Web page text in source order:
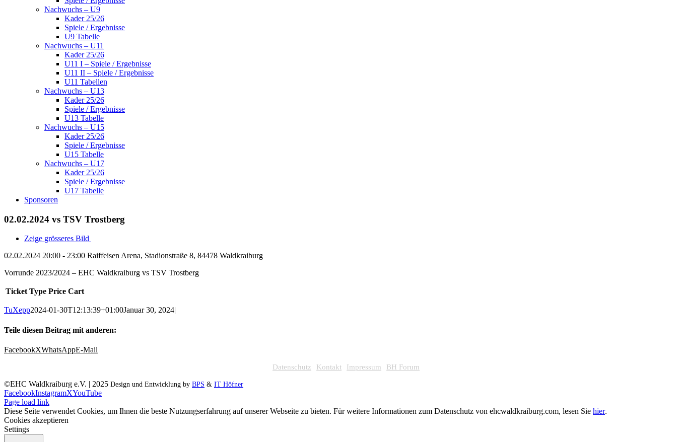
Nachwuchs – U9
Kader 25/26
Spiele / Ergebnisse
U9 Tabelle
Nachwuchs – U11
Kader 25/26
U11 I – Spiele / Ergebnisse
U11 II – Spiele / Ergebnisse
U11 Tabellen
Nachwuchs – U13
Kader 25/26
Spiele / Ergebnisse
U13 Tabelle
Nachwuchs – U15
Kader 25/26
Spiele / Ergebnisse
U15 Tabelle
Nachwuchs – U17
Kader 25/26
Spiele / Ergebnisse
U17 Tabelle
Sponsoren
02.02.2024 vs TSV Trostberg
Zeige grösseres Bild
02.02.2024 20:00 - 23:00 Raiffeisen Arena, Stadionstraße 8, 84478 Waldkraiburg
Vorrunde 2023/2024 – EHC Waldkraiburg vs TSV Trostberg
Ticket Type Price Cart
TuXepp2024-01-30T12:13:39+01:00Januar 30, 2024|
Teile diesen Beitrag mit anderen:
FacebookXWhatsAppE-Mail
Datenschutz Kontakt Impressum BH Forum
©EHC Waldkraiburg e.V. | 2025 Design und Entwicklung by BPS & IT Höfner
FacebookInstagramXYouTube
Page load link
Diese Seite verwendet Cookies, um Ihnen die beste Nutzungserfahrung auf unserer Webseite zu bieten. Für weitere Informationen zum Datenschutz von ehcwaldkraiburg.com, lesen Sie hier.
Cookies akzeptieren
Settings